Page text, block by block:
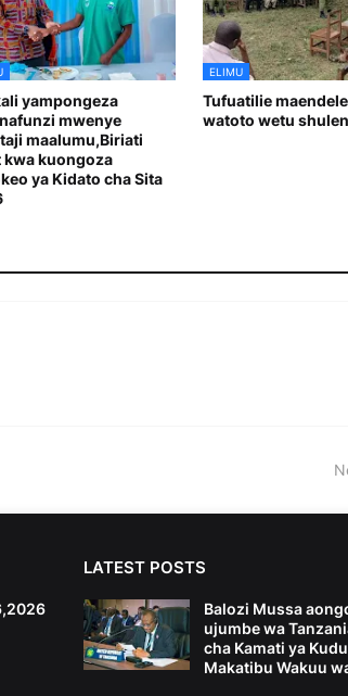
yampongeza
mwenye
maalumu,Biriati
kwa kuongoza
ya Kidato cha Sita
ELIMU
Tufuatilie
watoto wetu
LATEST POSTS
Balozi Mussa
ujumbe wa
cha Kamati ya
Makatibu Wakuu